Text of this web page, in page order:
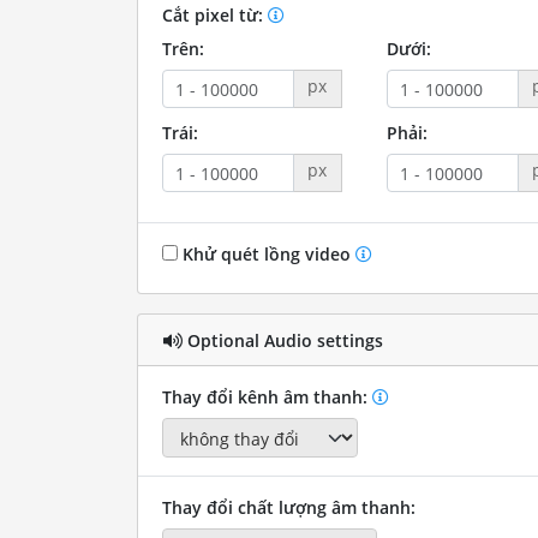
Cắt pixel từ:
Trên:
px
Dưới:
Trái:
px
Phải:
Khử quét lồng video
Optional Audio settings
Thay đổi kênh âm thanh:
Thay đổi chất lượng âm thanh: